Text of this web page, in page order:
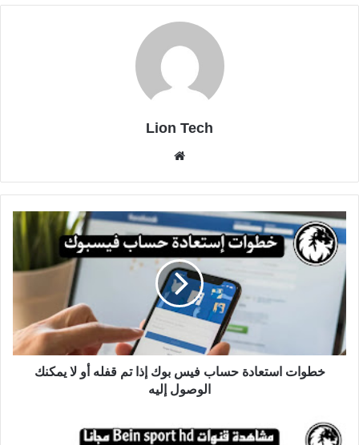
Lion Tech
خطوات استعادة حساب فيس بوك إذا تم قفله أو لا يمكنك
الوصول إليه